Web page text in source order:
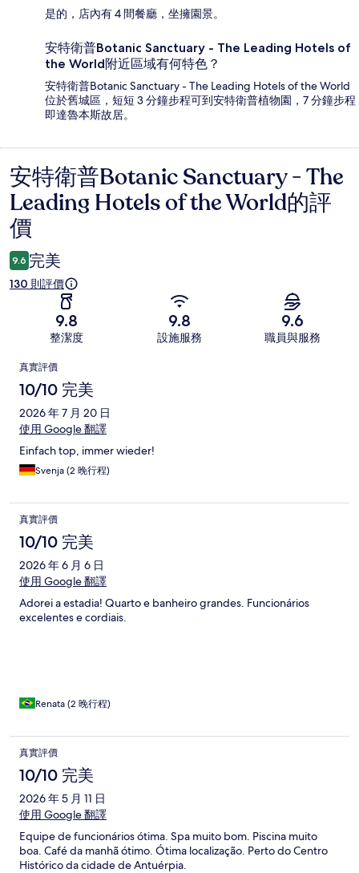
是的，店內有 4 間餐廳，坐擁園景。
安特衛普Botanic Sanctuary - The Leading Hotels of
the World附近區域有何特色？
安特衛普Botanic Sanctuary - The Leading Hotels of the World
位於舊城區，短短 3 分鐘步程可到安特衛普植物園，7 分鐘步程
即達魯本斯故居。
評
價
安特衛普Botanic Sanctuary - The
Leading Hotels of the World的評
價
9.6 完美
130 則評價
9.8
整潔度
9.8
設施服務
9.6
職員與服務
評
價
真實評價
10/10 完美
2026 年 7 月 20 日
使用 Google 翻譯
Einfach top, immer wieder!
Svenja (2 晚行程)
真實評價
10/10 完美
2026 年 6 月 6 日
使用 Google 翻譯
Adorei a estadia! Quarto e banheiro grandes. Funcionários
excelentes e cordiais.
Renata (2 晚行程)
真實評價
10/10 完美
2026 年 5 月 11 日
使用 Google 翻譯
Equipe de funcionários ótima. Spa muito bom. Piscina muito
boa. Café da manhã ótimo. Ótima localização. Perto do Centro
Histórico da cidade de Antuérpia.